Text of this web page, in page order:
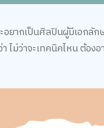
ยากเป็นศิลปินผู้มีเอกลั
ไม่ว่าจะเทคนิคไหน ต้อ